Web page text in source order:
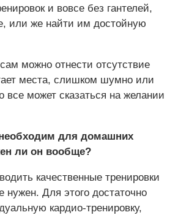
и вовсе без гантелей,
или же найти им достойную
можно отнести отсутствие
места, слишком шумно или
все может сказаться на желании
необходим для домашних
ли он вообще?
качественные тренировки
нужен. Для этого достаточно
кардио-тренировку,